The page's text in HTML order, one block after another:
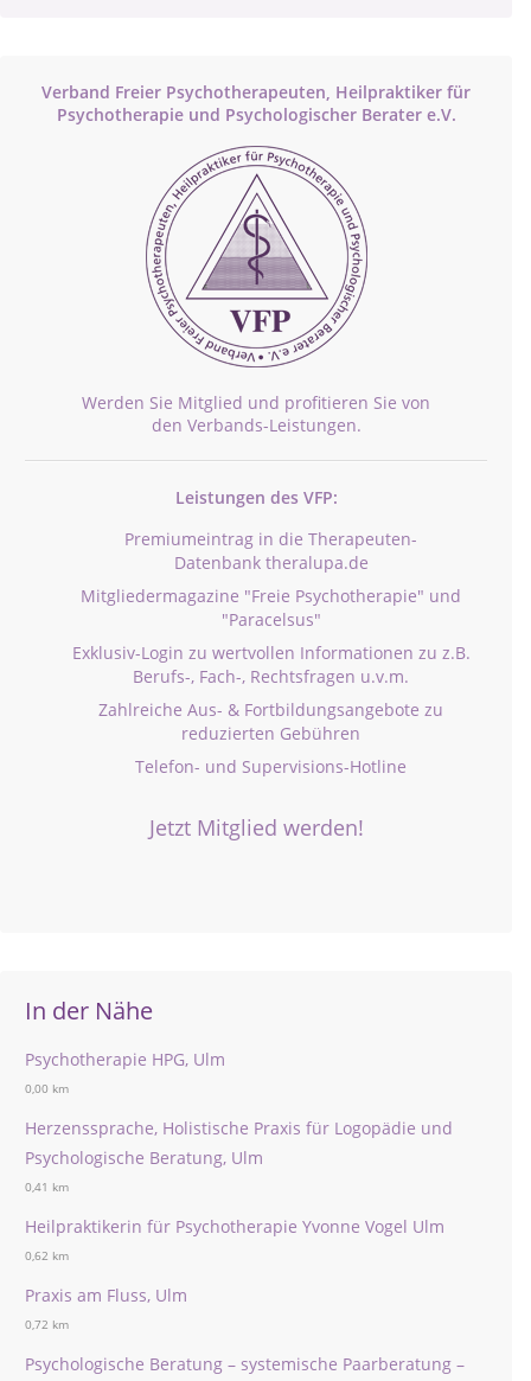
Verband Freier Psychotherapeuten, Heilpraktiker für
Psychotherapie und Psychologischer Berater e.V.
Werden Sie Mitglied und profitieren Sie von
den Verbands-Leistungen.
Leistungen des VFP:
Premiumeintrag in die Therapeuten-
Datenbank theralupa.de
Mitgliedermagazine "Freie Psychotherapie" und
"Paracelsus"
Exklusiv-Login zu wertvollen Informationen zu z.B.
Berufs-, Fach-, Rechtsfragen u.v.m.
Zahlreiche Aus- & Fortbildungsangebote zu
reduzierten Gebühren
Telefon- und Supervisions-Hotline
Jetzt Mitglied werden!
In der Nähe
Psychotherapie HPG, Ulm
0,00 km
Herzenssprache, Holistische Praxis für Logopädie und
Psychologische Beratung, Ulm
0,41 km
Heilpraktikerin für Psychotherapie Yvonne Vogel Ulm
0,62 km
Praxis am Fluss, Ulm
0,72 km
Psychologische Beratung – systemische Paarberatung –